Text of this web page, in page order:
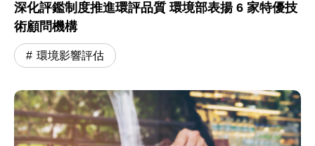
深化評鑑制度推進環評品質 環境部表揚 6 家特優技
術顧問機構
環境影響評估